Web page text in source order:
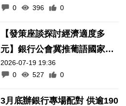
0
396 0
【發策座談探討經濟適度多
元】銀行公會冀推葡語國家央
行加入貨幣橋
2026-07-19 19:36
0
527 0
3月底辦銀行專場配對 供逾190